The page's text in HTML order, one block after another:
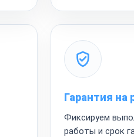
Гарантия на
Фиксируем
работы и срок